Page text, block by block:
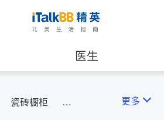
医生
瓷砖橱柜
更多